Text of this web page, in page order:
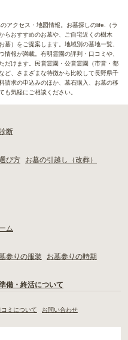
アクセス・地図情報。お墓探しのlife.（ラ
らおすすめのお墓や、ご自宅近くの樹木
）をご提案します。地域別の墓地一覧、
報が満載。有明霊園の評判・口コミや、
だけます。民営霊園・公営霊園（市営・都
ど、さまざまな特徴から比較して長野県千
請求の申込みのほか、墓石購入、お墓の移
も気軽にご相談ください。
断
び方
お墓の引越し（改葬）
ム
参りの服装
お墓参りの時期
備・終活について
コミについて お問い合わせ